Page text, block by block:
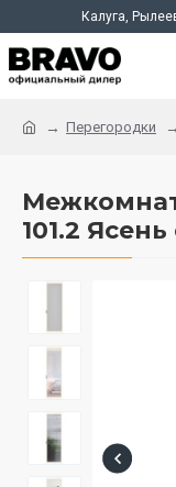
Калуга,
Перегородки
101.2